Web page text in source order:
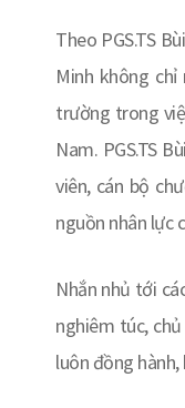
Theo PGS.TS
Minh không
trường trong
Nam. PGS.TS
viên, cán bộ
nguồn nhân lực
Nhắn nhủ tới
nghiêm túc,
luôn đồng